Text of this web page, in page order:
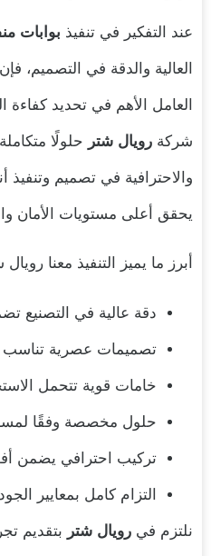
عند التفكير في تنفيذ بوابات
العالية والدقة في التصميم،
العامل الأهم في تحديد كفاءة
شركة رويال شتر حلولًا
والاحترافية في تصميم وتنفيذ
يحقق أعلى مستويات الأمان
أبرز ما يميز التنفيذ معنا
دقة عالية في التصنيع
تصميمات عصرية تناسب
خامات قوية تتحمل
حلول مخصصة وفقًا
تركيب احترافي يضمن
التزام كامل بمعايير
نلتزم في رويال شتر بتقديم